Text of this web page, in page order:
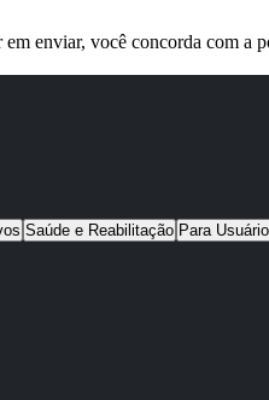
enviar, você concorda com a
Saúde e Reabilitação Para